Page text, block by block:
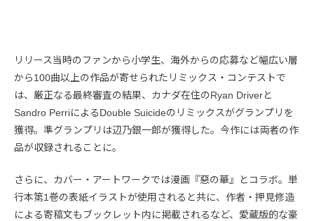
リリース当時のファンから小学生、海外からの応募など幅広い層
から100曲以上の作品が寄せられたリミックス・コンテストで
は、厳正なる最終審査の結果、カナダ在住のRyan Driverと
Sandro PerriによるDouble Suicideのリミックスがグランプリを
獲得。準グランプリは辺乃銀一郎が獲得した。今作には両者の作
品が収録されることに。
さらに、カバー・アートワークでは漫画『惡の華』とコラボ。単
行本第1巻の表紙イラストが使用されると共に、作者・押見修造
による寄稿文もブックレット内に掲載されるなど、愛蔵版的な豪